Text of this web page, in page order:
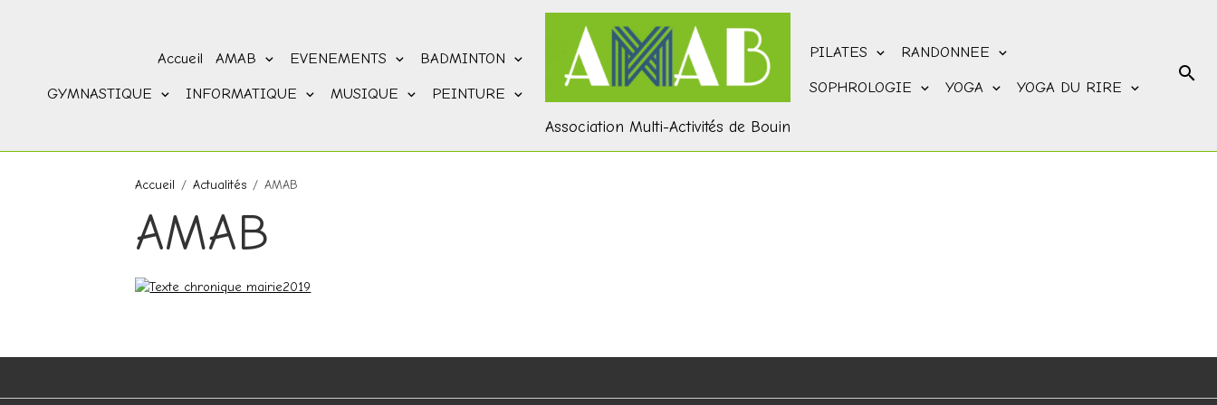
Accueil AMAB EVENEMENTS BADMINTON
GYMNASTIQUE INFORMATIQUE MUSIQUE PEINTURE
Association Multi-Activités de Bouin
PILATES RANDONNEE
SOPHROLOGIE YOGA YOGA DU RIRE
Accueil Actualités AMAB
AMAB